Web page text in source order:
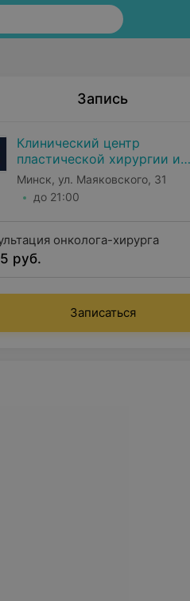
31
Запись
Клинический центр
пластической хирургии и
медицинской косметологии
Минск, ул. Маяковского, 31
до 21:00
онколога-хирурга
руб.
Записаться